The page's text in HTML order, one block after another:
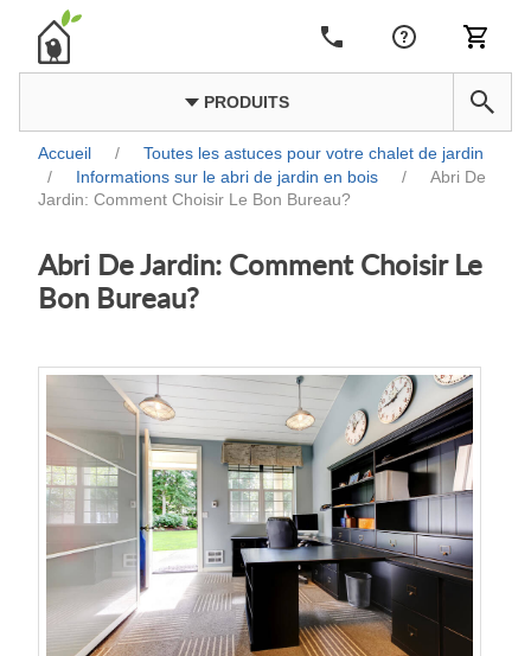
PRODUITS
Accueil /
Toutes les astuces pour votre chalet de jardin
/
Informations sur le abri de jardin en bois /
Abri De
Jardin: Comment Choisir Le Bon Bureau?
Abri De Jardin: Comment Choisir Le
Bon Bureau?